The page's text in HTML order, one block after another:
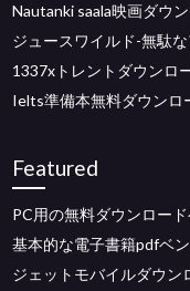
Nautanki saala映画ダウ
ジュースワイルド-無駄
1337xトレントダウンロ
Ielts準備本無料ダウンロ
Featured
PC用の無料ダウンロー
基本的な電子書籍pdfベ
ジェットモバイルダウン